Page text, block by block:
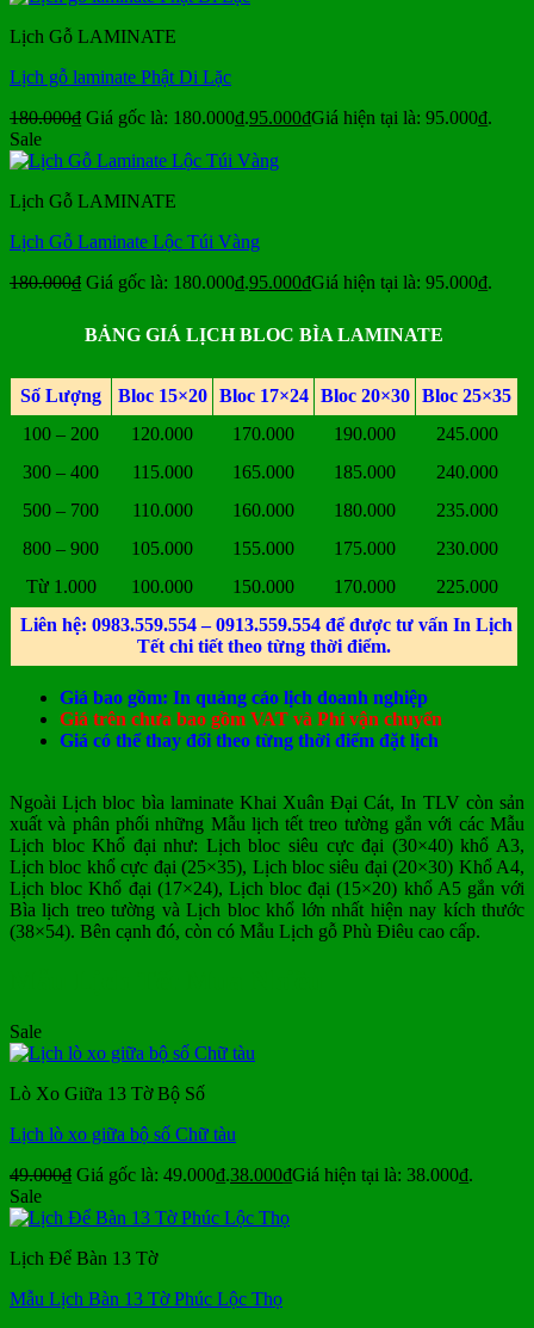
Lịch Gỗ LAMINATE
Lịch gỗ laminate Phật Di Lặc
180.000₫ Giá gốc là: 180.000₫.95.000₫Giá hiện tại là: 95.000₫.
Sale
Lịch Gỗ LAMINATE
Lịch Gỗ Laminate Lộc Túi Vàng
180.000₫ Giá gốc là: 180.000₫.95.000₫Giá hiện tại là: 95.000₫.
BẢNG GIÁ LỊCH BLOC BÌA LAMINATE
Số Lượng Bloc 15×20 Bloc 17×24 Bloc 20×30
Bloc 25×35
100 – 200
120.000 170.000 190.000
245.000
300 – 400
115.000 165.000 185.000
240.000
500 – 700
110.000 160.000 180.000
235.000
800 – 900
105.000 155.000 175.000
230.000
Từ 1.000
100.000 150.000 170.000
225.000
Liên hệ: 0983.559.554 – 0913.559.554 để được tư vấn In Lịch
Tết chi tiết theo từng thời điểm.
Giá bao gồm: In quảng cáo lịch doanh nghiệp
Giá trên chưa bao gồm VAT và Phí vận chuyển
Giá có thể thay đổi theo từng thời điểm đặt lịch
Ngoài Lịch bloc bìa laminate Khai Xuân Đại Cát, In TLV còn sản
xuất và phân phối những Mẫu lịch tết treo tường gắn với các Mẫu
Lịch bloc Khổ đại như: Lịch bloc siêu cực đại (30×40) khổ A3,
Lịch bloc khổ cực đại (25×35), Lịch bloc siêu đại (20×30) Khổ A4,
Lịch bloc Khổ đại (17×24), Lịch bloc đại (15×20) khổ A5 gắn với
Bìa lịch treo tường và Lịch bloc khổ lớn nhất hiện nay kích thước
(38×54). Bên cạnh đó, còn có Mẫu Lịch gỗ Phù Điêu cao cấp.
Sale
Lò Xo Giữa 13 Tờ Bộ Số
Lịch lò xo giữa bộ số Chữ tàu
49.000₫ Giá gốc là: 49.000₫.38.000₫Giá hiện tại là: 38.000₫.
Sale
Lịch Để Bàn 13 Tờ
Mẫu Lịch Bàn 13 Tờ Phúc Lộc Thọ